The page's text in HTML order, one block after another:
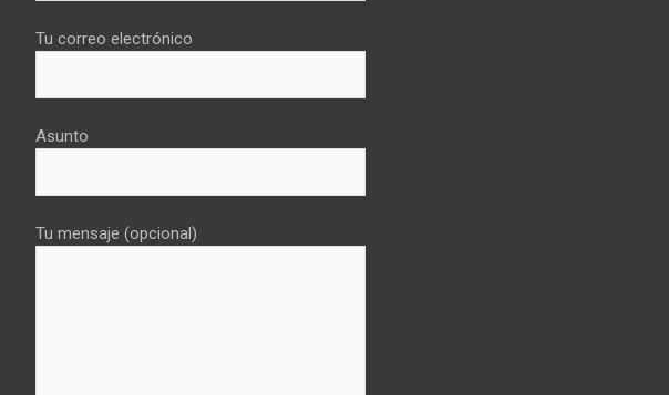
Tu correo electrónico
Asunto
Tu mensaje (opcional)